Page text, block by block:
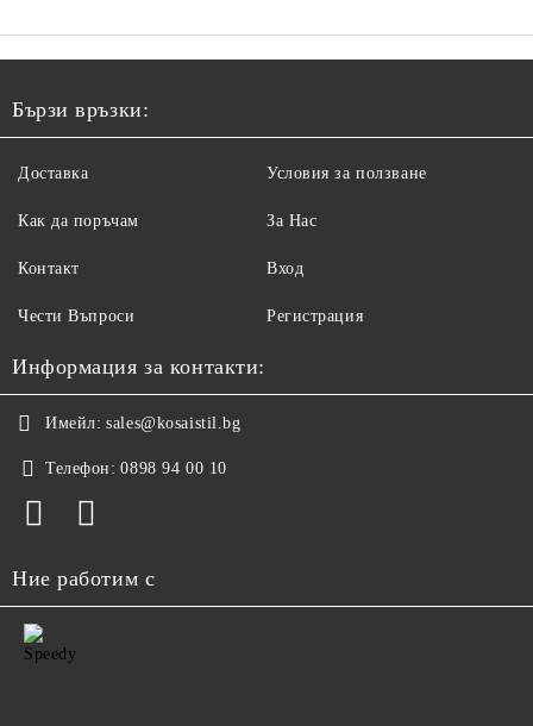
Бързи връзки:
Доставка
Как да поръчам
Контакт
Чести Въпроси
Условия за ползване
За Нас
Вход
Регистрация
Информация за контакти:
Имейл: sales@kosaistil.bg
Телефон: 0898 94 00 10
Ние работим с